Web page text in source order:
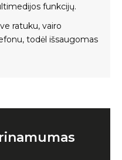
funkcijų.
ratuku, vairo
todėl išsaugomas